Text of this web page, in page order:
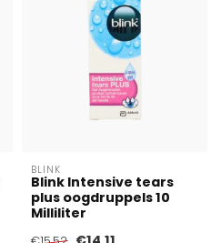
BLINK
Blink Intensive tears
plus oogdruppels 10
Milliliter